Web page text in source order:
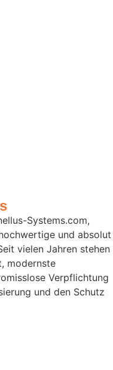
Systems.com,
und absolut
vielen Jahren stehen
modernste
Verpflichtung
und den Schutz